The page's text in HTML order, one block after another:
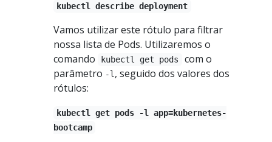
kubectl describe deployment
Vamos utilizar este rótulo para filtrar
nossa lista de Pods. Utilizaremos o
comando
kubectl get pods
com o
parâmetro -l , seguido dos valores dos
rótulos:
kubectl get pods -l app=kubernetes-
bootcamp